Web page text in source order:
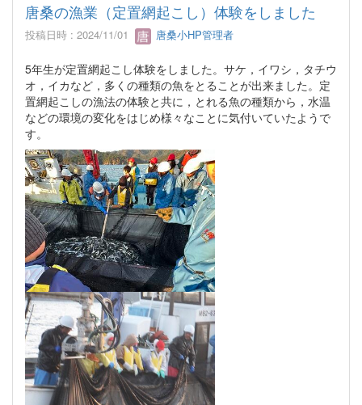
唐桑の漁業（定置網起こし）体験をしました
投稿日時 : 2024/11/01 唐桑小HP管理者
5年生が定置網起こし体験をしました。サケ，イワシ，タチウ
オ，イカなど，多くの種類の魚をとることが出来ました。定
置網起こしの漁法の体験と共に，とれる魚の種類から，水温
などの環境の変化をはじめ様々なことに気付いていたようで
す。